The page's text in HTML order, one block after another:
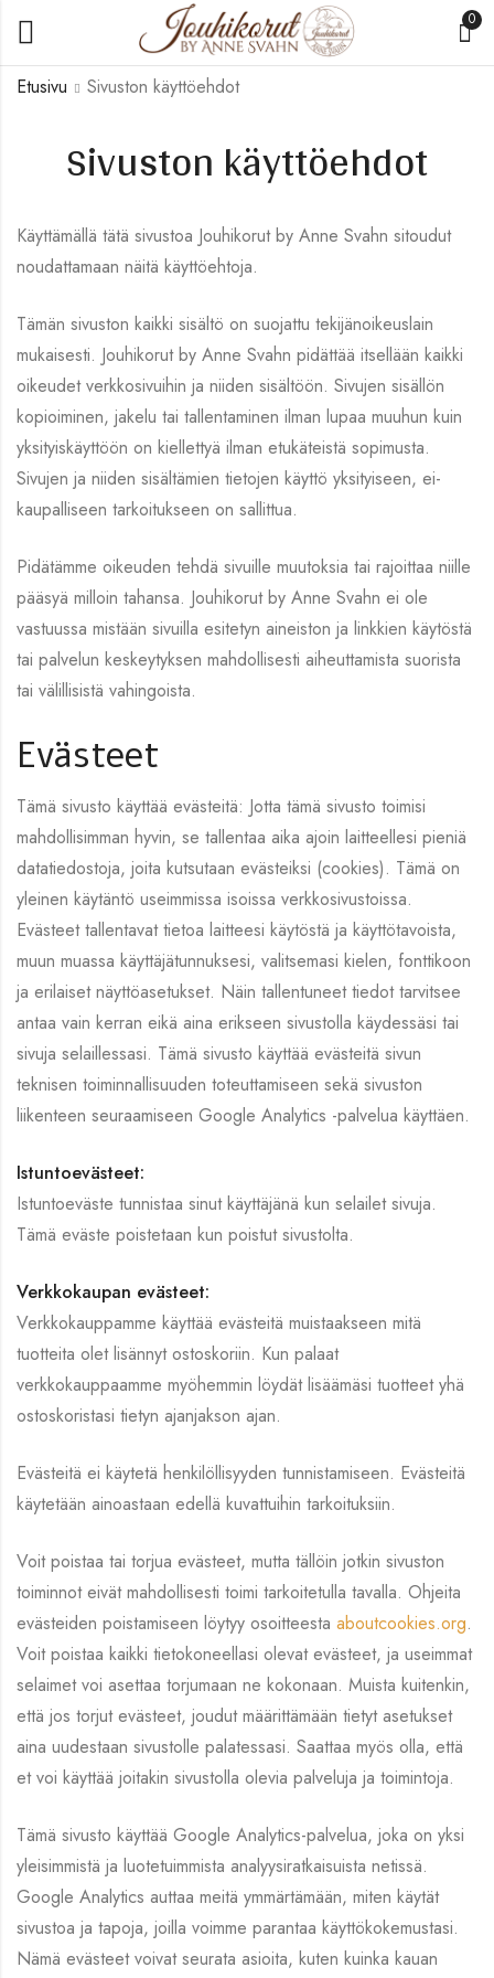
0
Sivuston käyttöehdot
Etusivu Sivuston käyttöehdot
Käyttämällä tätä sivustoa Jouhikorut by Anne Svahn sitoudut
noudattamaan näitä käyttöehtoja.
Tämän sivuston kaikki sisältö on suojattu tekijänoikeuslain
mukaisesti. Jouhikorut by Anne Svahn pidättää itsellään kaikki
oikeudet verkkosivuihin ja niiden sisältöön. Sivujen sisällön
kopioiminen, jakelu tai tallentaminen ilman lupaa muuhun kuin
yksityiskäyttöön on kiellettyä ilman etukäteistä sopimusta.
Sivujen ja niiden sisältämien tietojen käyttö yksityiseen, ei-
kaupalliseen tarkoitukseen on sallittua.
Pidätämme oikeuden tehdä sivuille muutoksia tai rajoittaa niille
pääsyä milloin tahansa. Jouhikorut by Anne Svahn ei ole
vastuussa mistään sivuilla esitetyn aineiston ja linkkien käytöstä
tai palvelun keskeytyksen mahdollisesti aiheuttamista suorista
tai välillisistä vahingoista.
Evästeet
Tämä sivusto käyttää evästeitä: Jotta tämä sivusto toimisi
mahdollisimman hyvin, se tallentaa aika ajoin laitteellesi pieniä
datatiedostoja, joita kutsutaan evästeiksi (cookies). Tämä on
yleinen käytäntö useimmissa isoissa verkkosivustoissa.
Evästeet tallentavat tietoa laitteesi käytöstä ja käyttötavoista,
muun muassa käyttäjätunnuksesi, valitsemasi kielen, fonttikoon
ja erilaiset näyttöasetukset. Näin tallentuneet tiedot tarvitsee
antaa vain kerran eikä aina erikseen sivustolla käydessäsi tai
sivuja selaillessasi. Tämä sivusto käyttää evästeitä sivun
teknisen toiminnallisuuden toteuttamiseen sekä sivuston
liikenteen seuraamiseen Google Analytics -palvelua käyttäen.
Istuntoevästeet:
Istuntoeväste tunnistaa sinut käyttäjänä kun selailet sivuja.
Tämä eväste poistetaan kun poistut sivustolta.
Verkkokaupan evästeet:
Verkkokauppamme käyttää evästeitä muistaakseen mitä
tuotteita olet lisännyt ostoskoriin. Kun palaat
verkkokauppaamme myöhemmin löydät lisäämäsi tuotteet yhä
ostoskoristasi tietyn ajanjakson ajan.
Evästeitä ei käytetä henkilöllisyyden tunnistamiseen. Evästeitä
käytetään ainoastaan edellä kuvattuihin tarkoituksiin.
Voit poistaa tai torjua evästeet, mutta tällöin jotkin sivuston
toiminnot eivät mahdollisesti toimi tarkoitetulla tavalla. Ohjeita
evästeiden poistamiseen löytyy osoitteesta aboutcookies.org.
Voit poistaa kaikki tietokoneellasi olevat evästeet, ja useimmat
selaimet voi asettaa torjumaan ne kokonaan. Muista kuitenkin,
että jos torjut evästeet, joudut määrittämään tietyt asetukset
aina uudestaan sivustolle palatessasi. Saattaa myös olla, että
et voi käyttää joitakin sivustolla olevia palveluja ja toimintoja.
Tämä sivusto käyttää Google Analytics-palvelua, joka on yksi
yleisimmistä ja luotetuimmista analyysiratkaisuista netissä.
Google Analytics auttaa meitä ymmärtämään, miten käytät
sivustoa ja tapoja, joilla voimme parantaa käyttökokemustasi.
Nämä evästeet voivat seurata asioita, kuten kuinka kauan